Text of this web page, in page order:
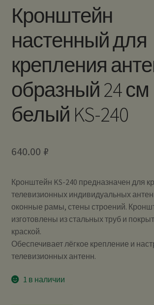
Кронштейн
настенный для
крепления
образный 24 см
белый KS-240
640.00 ₽
Кронштейн KS-240 предназначен для
телевизионных индивидуальных
оконные рамы, стены строений.
изготовлены из стальных труб и
краской.
Обеспечивает лёгкое крепление и
телевизионных антенн.
1 в наличии